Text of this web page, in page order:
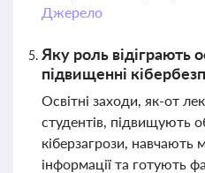
Джерело
Яку роль відіграють
підвищенні
Освітні заходи, як-от
студентів, підвищують
кіберзагрози, навчають
інформації та готують